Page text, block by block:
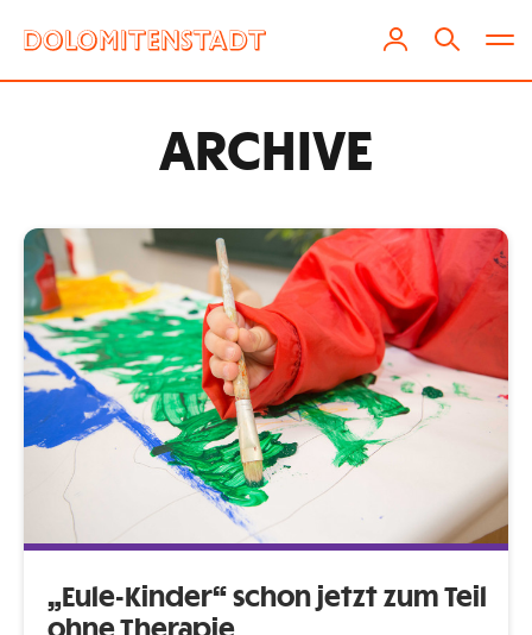
ARCHIVE
„Eule-Kinder“ schon jetzt zum Teil